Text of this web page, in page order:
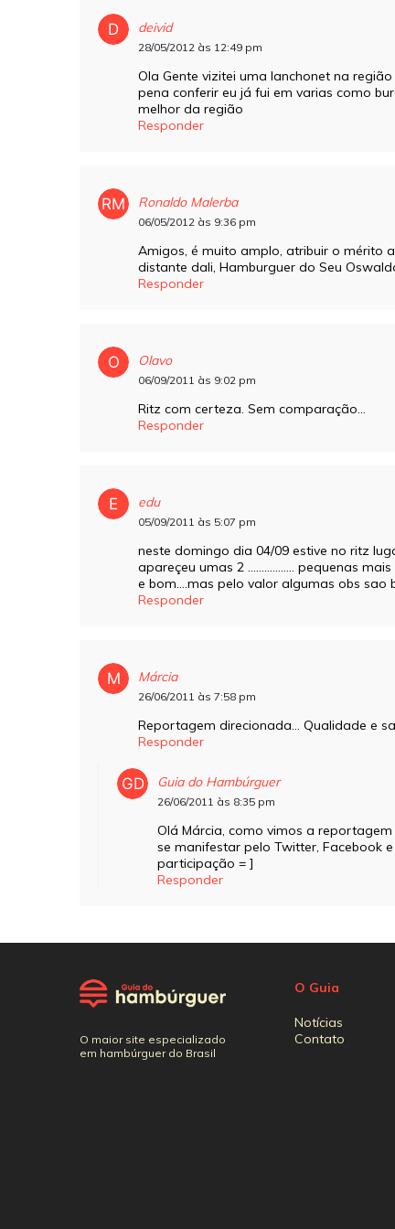
deivid
28/05/2012 às 12:49 pm
Ola Gente vizitei uma lanchonet na
pena conferir eu já fui em varias como
melhor da região
Responder
Ronaldo Malerba
06/05/2012 às 9:36 pm
Amigos, é muito amplo, atribuir o mérito
distante dali, Hamburguer do Seu
Responder
Olavo
06/09/2011 às 9:02 pm
Ritz com certeza. Sem comparação…
Responder
edu
05/09/2011 às 5:07 pm
neste domingo dia 04/09 estive no ritz
apareçeu umas 2 …………….. pequenas
e bom….mas pelo valor algumas obs sao
Responder
Márcia
26/06/2011 às 7:58 pm
Reportagem direcionada… Qualidade e
Responder
Guia do Hambúrguer
26/06/2011 às 8:35 pm
Olá Márcia, como vimos a
se manifestar pelo Twitter, Facebook
participação = ]
Responder
O maior site especializado
em hambúrguer do Brasil
O Guia
Notícias
Contato